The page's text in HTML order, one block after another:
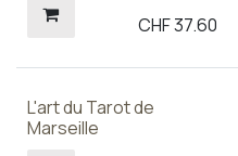
CHF37.60
L'art du Tarot de
Marseille